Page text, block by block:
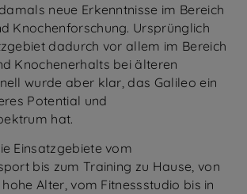
neue Erkenntnisse im Bereich
Knochenforschung. Ursprünglich
dadurch vor allem im Bereich
Knochenerhalts bei älteren
wurde aber klar, das Galileo ein
Potential und
hat.
Einsatzgebiete vom
bis zum Training zu Hause, von
Alter, vom Fitnessstudio bis in